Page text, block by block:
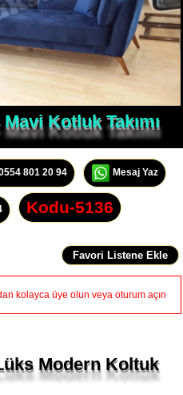
Kotluk Takımı
801 20 94 Mesaj Yaz
Kodu-5136
kolayca üye olun veya oturum açın